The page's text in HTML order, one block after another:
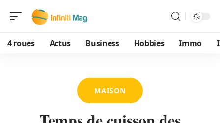
4 roues Actus Business Hobbies Immo
MAISON